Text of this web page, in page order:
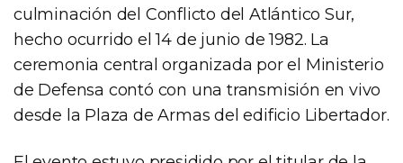
culminación del Conflicto del Atlántico Sur,
hecho ocurrido el 14 de junio de 1982. La
ceremonia central organizada por el Ministerio
de Defensa contó con una transmisión en vivo
desde la Plaza de Armas del edificio Libertador.